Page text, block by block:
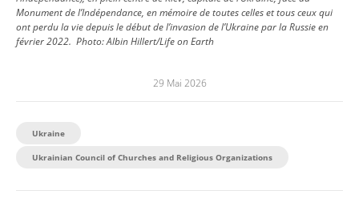
Monument de l’Indépendance, en mémoire de toutes celles et tous ceux qui
ont perdu la vie depuis le début de l’invasion de l’Ukraine par la Russie en
février 2022. Photo:Albin Hillert/Life on Earth
29 Mai 2026
Ukraine
Ukrainian Council of Churches and Religious Organizations